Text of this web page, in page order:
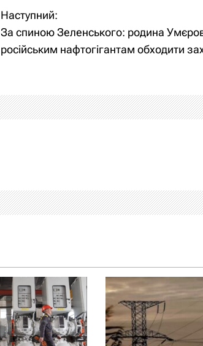
Наступний:
За спиною Зеленського: родина
російським нафтогігантам обходити